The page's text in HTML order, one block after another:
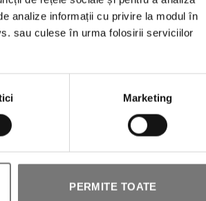
analize informații cu privire la modul în
sau culese în urma folosirii serviciilor
Marketing
PERMITE TOATE